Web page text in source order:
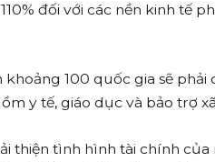
đối với các nền kinh tế
100 quốc gia sẽ phải
y tế, giáo dục và bảo trợ
thiện tình hình tài chính